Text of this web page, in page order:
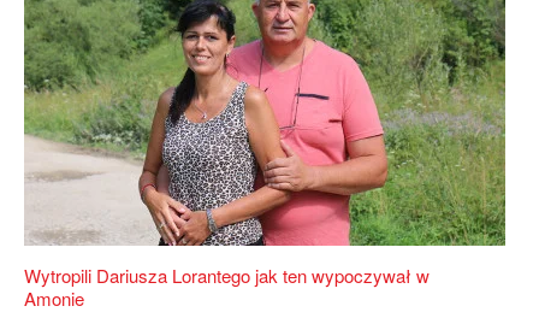
Wytropili Dariusza Lorantego jak ten wypoczywał w
Amonie